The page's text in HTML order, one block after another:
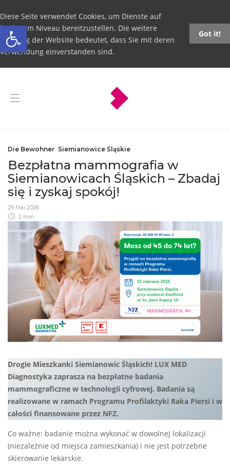
Open toolbar
Diese Seite verwendet Cookies, um Dienste auf
höchstem Niveau bereitzustellen. Die weitere
Nutzung der Website bedeutet, dass Sie mit deren
Verwendung einverstanden sind.
Got it!
Die Bewohner, Siemianowice Śląskie
Bezpłatna mammografia w
Siemianowicach Śląskich – Zbadaj
się i zyskaj spokój!
29 Mai 2026
2 min
Drogie Mieszkanki Siemianowic Śląskich! LUX MED
Diagnostyka zaprasza na bezpłatne badania
mammograficzne w technologii cyfrowej. Badania są
realizowane w ramach Programu Profilaktyki Raka Piersi i w
całości finansowane przez NFZ.
Co ważne: badanie można wykonać w dowolnej lokalizacji
(niezależnie od miejsca zamieszkania) i nie jest potrzebne
skierowanie lekarskie.